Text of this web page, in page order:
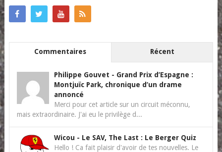
Commentaires Récent
Philippe Gouvet - Grand Prix d’Espagne :
Montjuïc Park, chronique d’un drame
annoncé
Merci pour cet article sur un circuit méconnu,
mais extraordinaire. J'ai eu le privilège d...
Wicou - Le SAV, The Last : Le Berger Quiz
Hello ! Ca fait plaisir d'avoir de tes nouvelles. Le